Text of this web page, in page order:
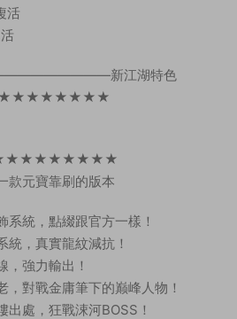
活
新江湖特色
款元寶靠刷的版本
系統，點綴跟官方一樣！
統，真實龍紋減抗！
，強力輸出！
，對戰金庸筆下的巅峰人物！
出處，狂戰涑河BOSS！